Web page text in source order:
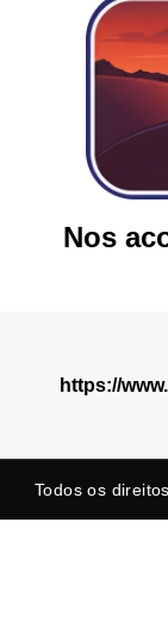
Nos
https://
Todos os